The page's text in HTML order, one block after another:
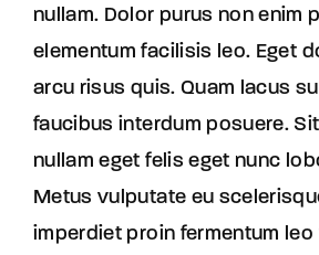
nullam. Dolor purus non enim
elementum facilisis leo. Eget
arcu risus quis. Quam lacus
faucibus interdum posuere.
nullam eget felis eget nunc
Metus vulputate eu
imperdiet proin fermentum leo